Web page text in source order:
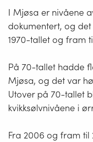
I Mjøsa er nivåene
dokumentert, og
1970-tallet og fram
På 70-tallet hadde
Mjøsa, og det var
Utover på 70-tallet
kvikksølvnivåene i
Fra 2006 og fram til